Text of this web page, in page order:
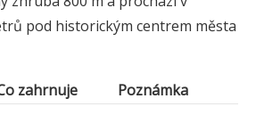
pod historickým centrem města
zahrnuje Poznámka